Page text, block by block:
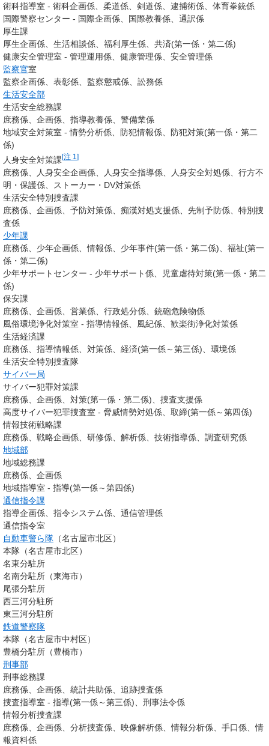
術科指導室 - 術科企画係、柔道係、剣道係、逮捕術係、体育拳銃係
国際警察センター - 国際企画係、国際教養係、通訳係
厚生課
厚生企画係、生活相談係、福利厚生係、共済(第一係・第二係)
健康安全管理室 - 管理運用係、健康管理係、安全管理係
監察官室
監察企画係、表彰係、監察懲戒係、訟務係
生活安全部
生活安全総務課
庶務係、企画係、指導教養係、警備業係
地域安全対策室 - 情勢分析係、防犯情報係、防犯対策(第一係・第二
係)
人身安全対策課[注 1 ]
庶務係、人身安全企画係、人身安全指導係、人身安全対処係、行方不
明・保護係、ストーカー・DV対策係
生活安全特別捜査課
庶務係、企画係、予防対策係、痴漢対処支援係、先制予防係、特別捜
査係
少年課
庶務係、少年企画係、情報係、少年事件(第一係・第二係)、福祉(第一
係・第二係)
少年サポートセンター - 少年サポート係、児童虐待対策(第一係・第二
係)
保安課
庶務係、企画係、営業係、行政処分係、銃砲危険物係
風俗環境浄化対策室 - 指導情報係、風紀係、歓楽街浄化対策係
生活経済課
庶務係、指導情報係、対策係、経済(第一係～第三係)、環境係
生活安全特別捜査隊
サイバー局
サイバー犯罪対策課
庶務係、企画係、対策(第一係・第二係)、捜査支援係
高度サイバー犯罪捜査室 - 脅威情勢対処係、取締(第一係～第四係)
情報技術戦略課
庶務係、戦略企画係、研修係、解析係、技術指導係、調査研究係
地域部
地域総務課
庶務係、企画係
地域指導室 - 指導(第一係～第四係)
通信指令課
指導企画係、指令システム係、通信管理係
通信指令室
自動車警ら隊 （名古屋市北区）
本隊（名古屋市北区）
名東分駐所
名南分駐所（東海市）
尾張分駐所
西三河分駐所
東三河分駐所
鉄道警察隊
本隊（名古屋市中村区）
豊橋分駐所（豊橋市）
刑事部
刑事総務課
庶務係、企画係、統計共助係、追跡捜査係
捜査指導室 - 指導(第一係～第三係)、刑事法令係
情報分析捜査課
庶務係、企画係、分析捜査係、映像解析係、情報分析係、手口係、情
報資料係